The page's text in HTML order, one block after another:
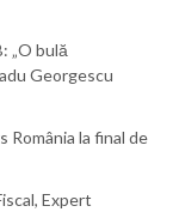
„O bulă
Georgescu
România la final de
Expert